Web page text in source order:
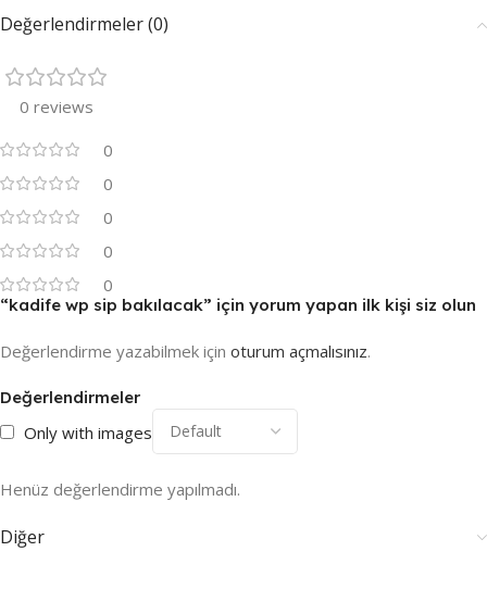
Değerlendirmeler (0)
0 reviews
0
0
0
0
0
Değerlendirmeler
Only with images
Henüz değerlendirme yapılmadı.
“kadife wp sip bakılacak” için yorum yapan ilk kişi siz olun
Değerlendirme yazabilmek için oturum açmalısınız.
Diğer